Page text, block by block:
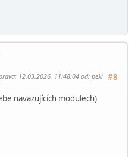
#8
: 12.03.2026, 11:48:04 od: peki
navazujících modulech)